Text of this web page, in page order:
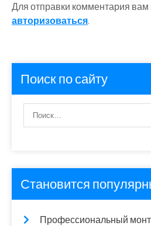
Для отправки комментария
авторизоваться.
Поиск по сайту
Становится
Профессиональный